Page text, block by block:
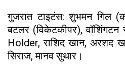
गुजरात टाइटंस: शुभमन गिल
बटलर (विकेटकीपर),
Holder, राशिद खान, अरशद
सिराज, मानव सुथार।